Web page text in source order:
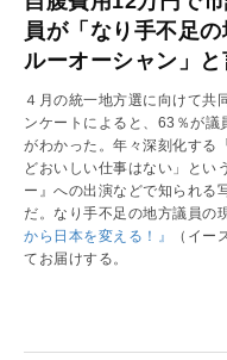
員が「なり手不足
ルーオーシャン」
４月の統一地方選に向けて共
ンケートによると、63％が議
がわかった。年々深刻化する
どおいしい仕事はない」とい
ー』への出演などで知られる
だ。なり手不足の地方議員の
から日本を変える！』
（イー
てお届けする。